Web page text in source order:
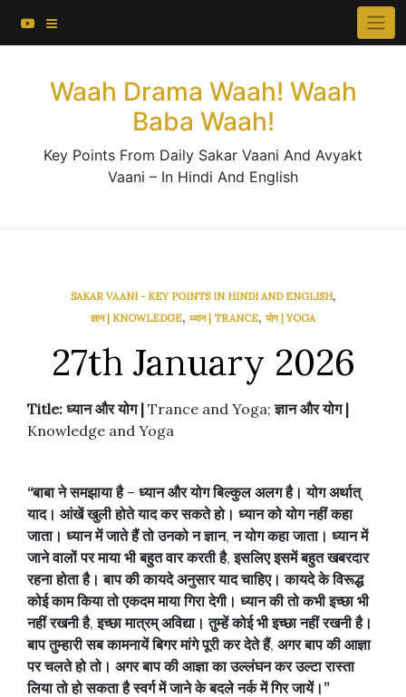
Waah Drama Waah! Waah
Baba Waah!
Key Points From Daily Sakar Vaani And Avyakt
Vaani – In Hindi And English
SAKAR VAANI - KEY POINTS IN HINDI AND ENGLISH,
ज्ञान | KNOWLEDGE, ध्यान | TRANCE,योग | YOGA
27th January 2026
Title: ध्यान और योग| Trance and Yoga; ज्ञान और योग|
Knowledge and Yoga
“बाबा ने समझाया है– ध्यान और योग बिल्कुल अलग है। योग अर्थात्
याद। आंखें खुली होते याद कर सकते हो। ध्यान को योग नहीं कहा
जाता। ध्यान में जाते हैं तो उनको न ज्ञान,न योग कहा जाता। ध्यान में
जाने वालों पर माया भी बहुत वार करती है,इसलिए इसमें बहुत खबरदार
रहना होता है। बाप की कायदे अनुसार याद चाहिए। कायदे के विरूद्ध
कोई काम किया तो एकदम माया गिरा देगी। ध्यान की तो कभी इच्छा भी
नहीं रखनी है,इच्छा मात्रम् अविद्या। तुम्हें कोई भी इच्छा नहीं रखनी है।
बाप तुम्हारी सब कामनायें बिगर मांगे पूरी कर देते हैं, अगर बाप की आज्ञा
पर चलते हो तो। अगर बाप की आज्ञा का उल्लंघन कर उल्टा रास्ता
लिया तो हो सकता है स्वर्ग में जाने के बदले नर्क में गिर जायें। ”
×